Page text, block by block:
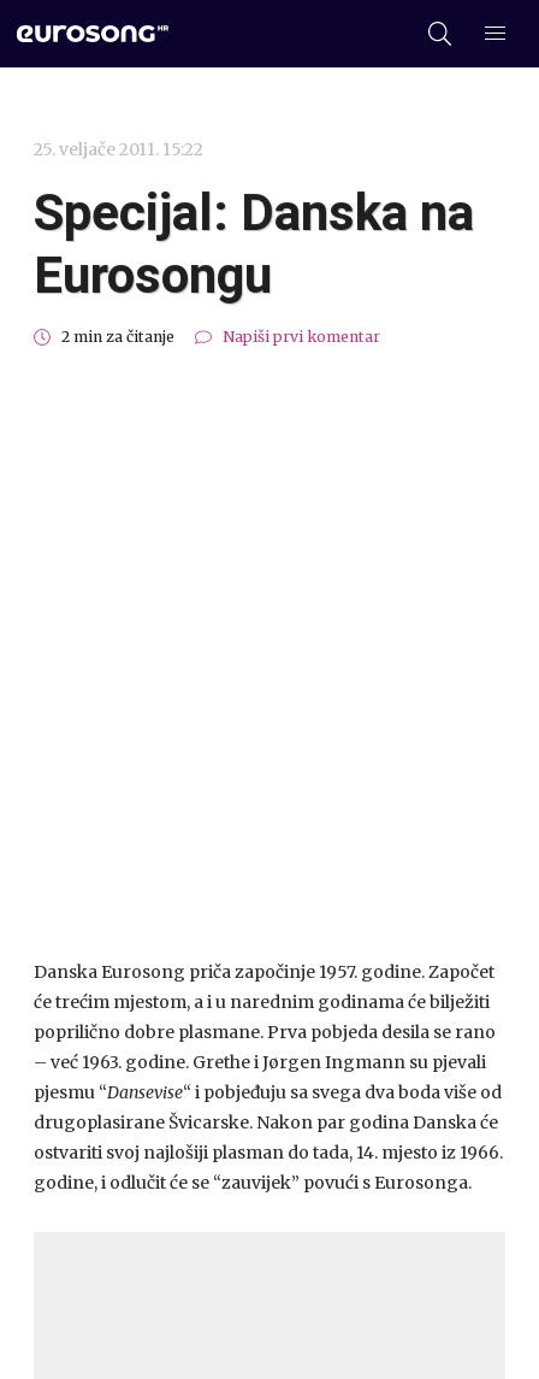
25. veljače 2011. 15:22
Specijal: Danska na
Eurosongu
2 min za čitanje Napiši prvi komentar
Danska Eurosong priča započinje 1957. godine. Započet
će trećim mjestom, a i u narednim godinama će bilježiti
poprilično dobre plasmane. Prva pobjeda desila se rano
– već 1963. godine. Grethe i Jørgen Ingmann su pjevali
pjesmu “Dansevise“ i pobjeđuju sa svega dva boda više od
drugoplasirane Švicarske. Nakon par godina Danska će
ostvariti svoj najlošiji plasman do tada, 14. mjesto iz 1966.
godine, i odlučit će se “zauvijek” povući s Eurosonga.